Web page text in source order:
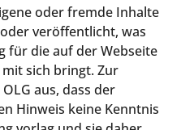
oder fremde Inhalte
veröffentlicht, was
für die auf der Webseite
sich bringt. Zur
aus, dass der
Hinweis keine Kenntnis